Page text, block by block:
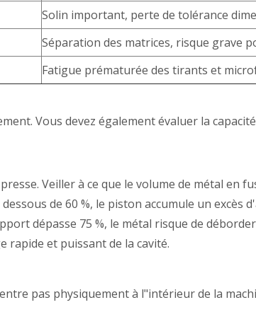
Solin important, perte de tolérance
Séparation des matrices, risque grave
Fatigue prématurée des tirants et
Vous devez également évaluer la
Veiller à ce que le volume de métal en
de 60 %, le piston accumule un excès
dépasse 75 %, le métal risque de
rapide et puissant de la cavité.
pas physiquement à l"intérieur de la